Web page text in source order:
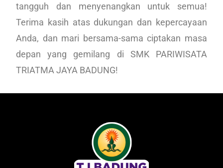
tangguh dan menyenangkan untuk semua!
Terima kasih atas dukungan dan kepercayaan
Anda, dan mari bersama-sama ciptakan masa
depan yang gemilang di SMK PARIWISATA
TRIATMA JAYA BADUNG!